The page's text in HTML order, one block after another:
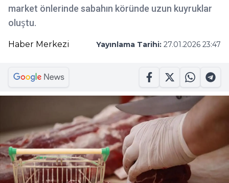
market önlerinde sabahın köründe uzun kuyruklar
oluştu.
Haber Merkezi Yayınlama Tarihi: 27.01.2026 23:47